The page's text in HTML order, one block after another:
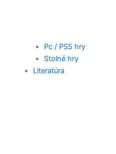
Pc / PS5 hry
Stolné hry
Literatúra